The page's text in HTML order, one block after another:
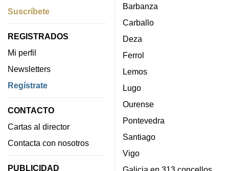
Suscríbete
REGISTRADOS
Mi perfil
Newsletters
Regístrate
CONTACTO
Cartas al director
Contacta con nosotros
PUBLICIDAD
Barbanza
Carballo
Deza
Ferrol
Lemos
Lugo
Ourense
Pontevedra
Santiago
Vigo